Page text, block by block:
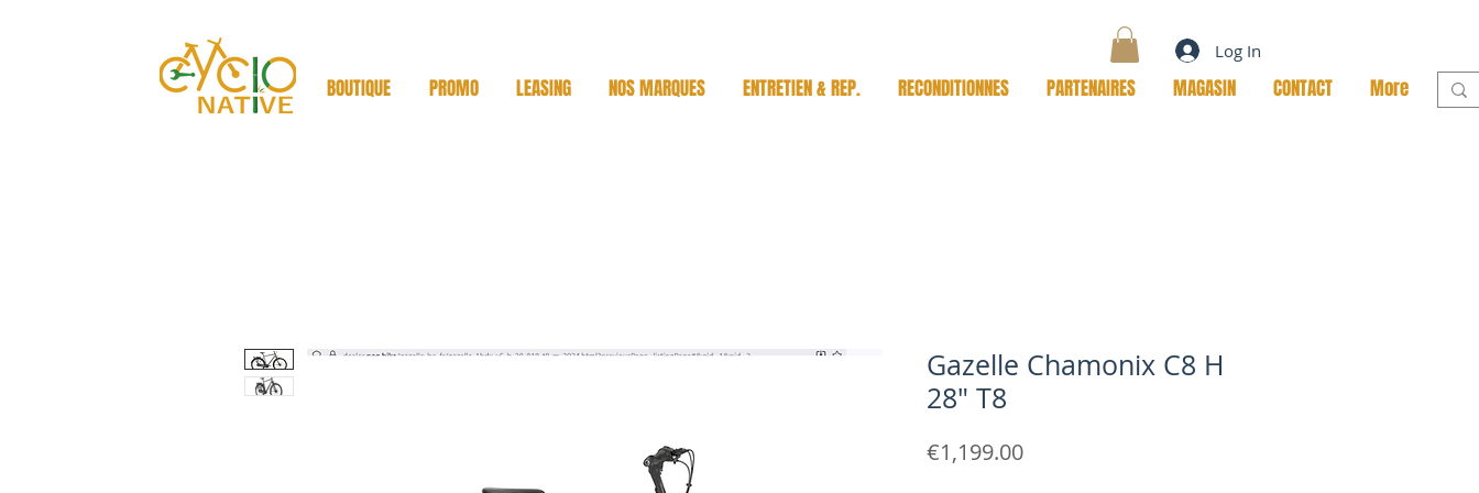
Log In
BOUTIQUE PROMO LEASING NOS MARQUES ENTRETIEN & REP. RECONDITIONNES PARTENAIRES MAGASIN CONTACT More
Gazelle Chamonix C8 H
28" T8
€1,199.00Price